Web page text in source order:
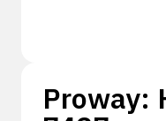
Proway: